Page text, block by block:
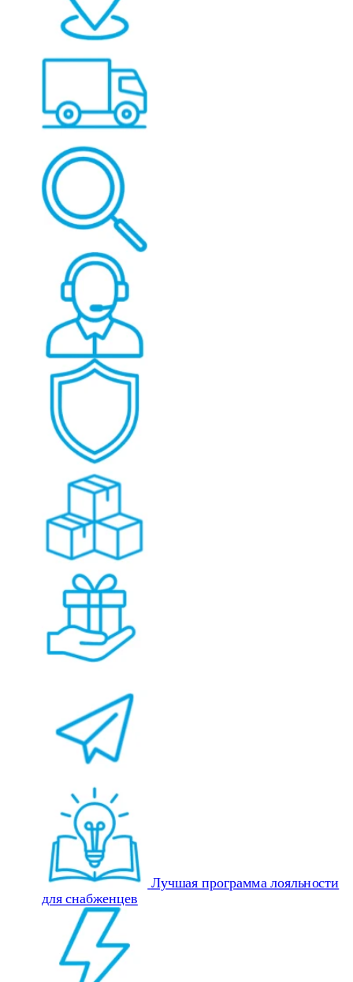
Лучшая программа лояльности
для снабженцев